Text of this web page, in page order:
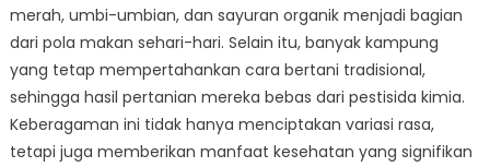
merah, umbi-umbian, dan sayuran organik menjadi bagian
dari pola makan sehari-hari. Selain itu, banyak kampung
yang tetap mempertahankan cara bertani tradisional,
sehingga hasil pertanian mereka bebas dari pestisida kimia.
Keberagaman ini tidak hanya menciptakan variasi rasa,
tetapi juga memberikan manfaat kesehatan yang signifikan